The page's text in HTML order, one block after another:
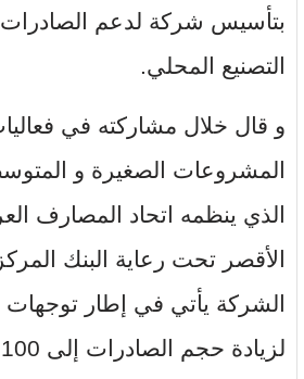
بتأسيس شركة لدعم
التصنيع المحلي.
و قال خلال مشاركته في
الذي ينظمه اتحاد المصارف
الأقصر تحت رعاية البنك
الشركة يأتي في إطار توجهات